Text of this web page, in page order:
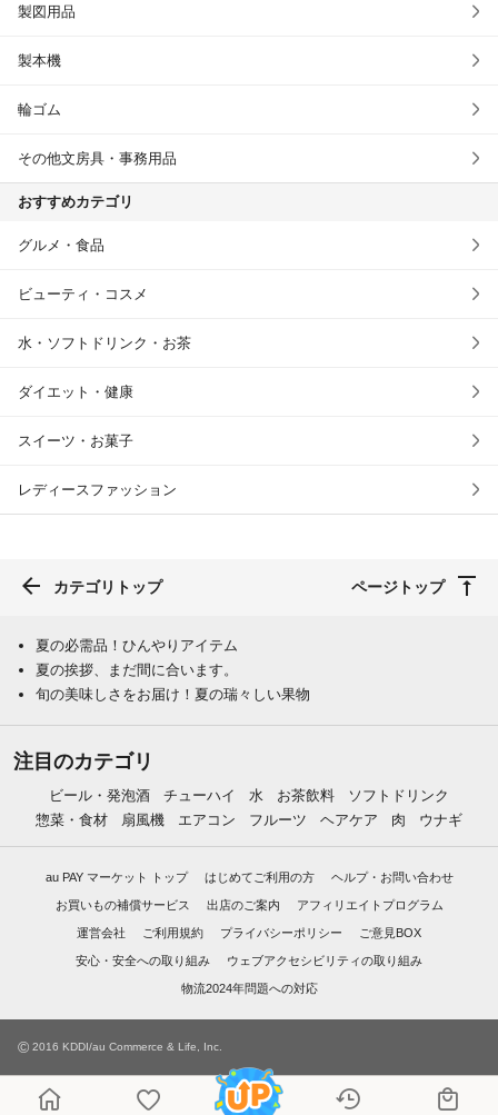
製図用品
製本機
輪ゴム
その他文房具・事務用品
おすすめカテゴリ
グルメ・食品
ビューティ・コスメ
水・ソフトドリンク・お茶
ダイエット・健康
スイーツ・お菓子
レディースファッション
カテゴリトップ ページトップ
夏の必需品！ひんやりアイテム
夏の挨拶、まだ間に合います。
旬の美味しさをお届け！夏の瑞々しい果物
注目のカテゴリ
ビール・発泡酒 チューハイ 水 お茶飲料
ソフトドリンク
惣菜・食材
扇風機 エアコン フルーツ ヘアケア 肉 ウナギ
au PAY マーケット トップ はじめてご利用の方 ヘルプ・お問い合わせ
お買いもの補償サービス 出店のご案内 アフィリエイトプログラム
運営会社 ご利用規約 プライバシーポリシー ご意見BOX
安心・安全への取り組み ウェブアクセシビリティの取り組み
物流2024年問題への対応
© 2016 KDDI/au Commerce & Life, Inc.